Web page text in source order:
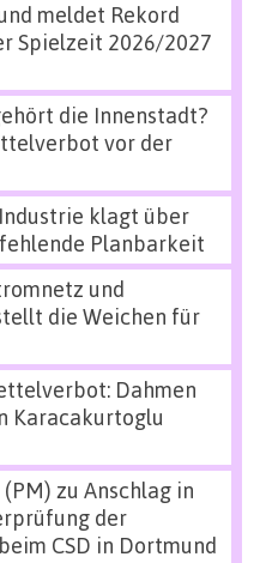
meldet Rekord
Spielzeit 2026/2027
die Innenstadt?
vor der
klagt über
Planbarkeit
und
die Weichen für
Dahmen
Karacakurtoglu
zu Anschlag in
der
CSD in Dortmund